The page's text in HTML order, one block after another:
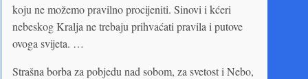
koju ne možemo pravilno procijeniti. Sinovi i kćeri
nebeskog Kralja ne trebaju prihvaćati pravila i putove
ovoga svijeta. …
Strašna borba za pobjedu nad sobom, za svetost i Nebo,